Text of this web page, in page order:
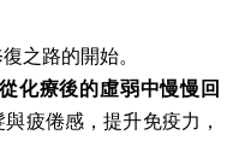
之路的開始。
化療後的虛弱中慢慢回
疲倦感，提升免疫力，